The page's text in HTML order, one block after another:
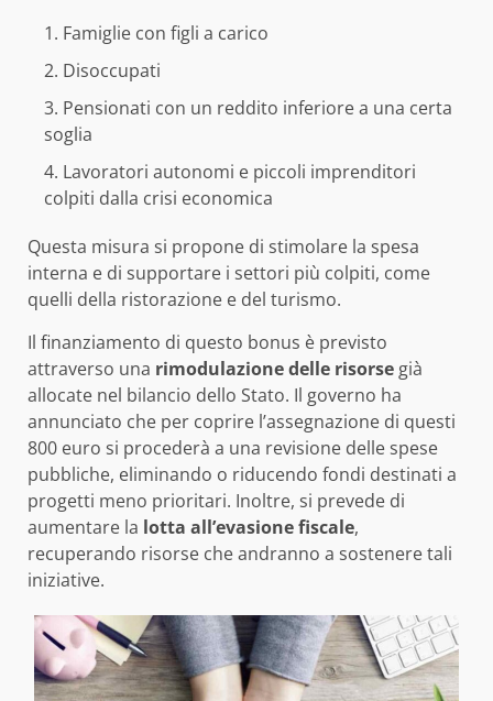
Famiglie con figli a carico
Disoccupati
Pensionati con un reddito inferiore a una certa
soglia
Lavoratori autonomi e piccoli imprenditori
colpiti dalla crisi economica
Questa misura si propone di stimolare la spesa
interna e di supportare i settori più colpiti, come
quelli della ristorazione e del turismo.
Il finanziamento di questo bonus è previsto
attraverso una rimodulazione delle risorse già
allocate nel bilancio dello Stato. Il governo ha
annunciato che per coprire l’assegnazione di questi
800 euro si procederà a una revisione delle spese
pubbliche, eliminando o riducendo fondi destinati a
progetti meno prioritari. Inoltre, si prevede di
aumentare la lotta all’evasione fiscale,
recuperando risorse che andranno a sostenere tali
iniziative.